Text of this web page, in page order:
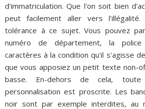
d'immatriculation. Que l'on soit bien
peut facilement aller vers
tolérance à ce sujet. Vous pouvez
numéro de département, la police
caractères à la condition qu'il s'agisse
que vous apposiez un petit texte non-
basse. En-dehors de cela,
personnalisation est proscrite. Les
noir sont par exemple interdites, au